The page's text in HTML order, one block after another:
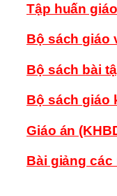
Tập huấn
Bộ sách giáo
Bộ sách bài
Bộ sách giáo
Giáo án
Bài giảng các